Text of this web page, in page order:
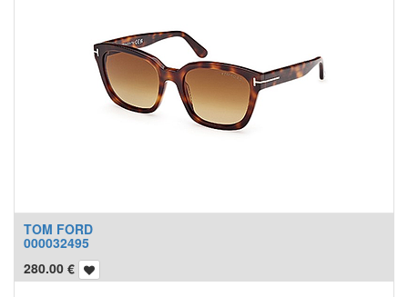
TOM FORD
000032495
280.00 €